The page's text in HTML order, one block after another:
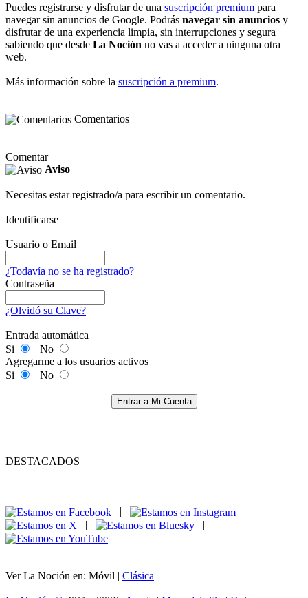
Puedes registrarse y disfrutar de una suscripción premium para
navegar sin anuncios de Google. Podrás navegar sin anuncios y
disfrutar de una experiencia limpia, sin interrupciones y segura
sabiendo que desde La Noción no vas a acceder a ninguna otra
web.
Más información sobre la suscripción a premium.
Comentarios
Comentar
Aviso
Necesitas estar registrado/a para escribir un comentario.
Identificarse
Usuario o Email
¿Todavía no se ha registrado?
Contraseña
¿Olvidó su Clave?
Entrada automática
Si
No
Agregarme a los usuarios activos
Si
No
Entrar a Mi Cuenta
DESTACADOS
|
|
Ver La Noción en: Móvil | Clásica